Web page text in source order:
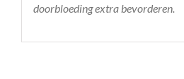
doorbloeding extra bevorderen.